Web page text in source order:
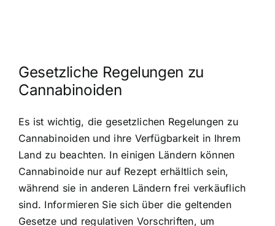
Gesetzliche Regelungen zu
Cannabinoiden
Es ist wichtig, die gesetzlichen Regelungen zu
Cannabinoiden und ihre Verfügbarkeit in Ihrem
Land zu beachten. In einigen Ländern können
Cannabinoide nur auf Rezept erhältlich sein,
während sie in anderen Ländern frei verkäuflich
sind. Informieren Sie sich über die geltenden
Gesetze und regulativen Vorschriften, um